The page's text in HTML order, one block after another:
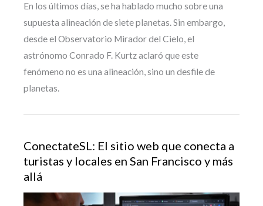
En los últimos días, se ha hablado mucho sobre una
supuesta alineación de siete planetas. Sin embargo,
desde el Observatorio Mirador del Cielo, el
astrónomo Conrado F. Kurtz aclaró que este
fenómeno no es una alineación, sino un desfile de
planetas.
ConectateSL: El sitio web que conecta a
turistas y locales en San Francisco y más
allá